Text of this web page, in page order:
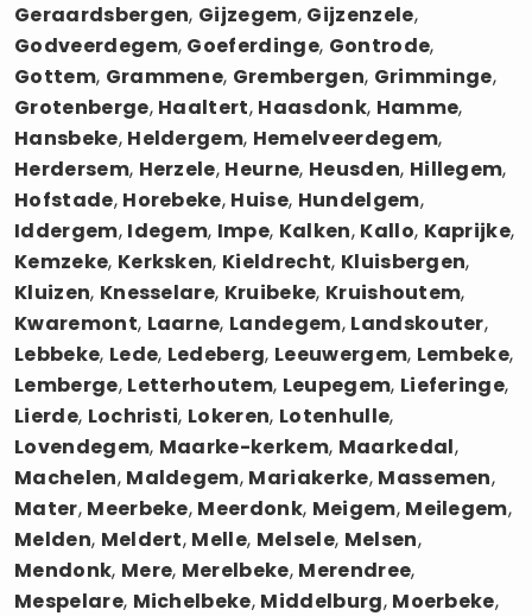
Geraardsbergen, Gijzegem, Gijzenzele,
Godveerdegem, Goeferdinge, Gontrode,
Gottem, Grammene, Grembergen, Grimminge,
Grotenberge, Haaltert, Haasdonk, Hamme,
Hansbeke, Heldergem, Hemelveerdegem,
Herdersem, Herzele, Heurne, Heusden, Hillegem,
Hofstade, Horebeke, Huise, Hundelgem,
Iddergem, Idegem, Impe, Kalken, Kallo, Kaprijke,
Kemzeke, Kerksken, Kieldrecht, Kluisbergen,
Kluizen, Knesselare, Kruibeke, Kruishoutem,
Kwaremont, Laarne, Landegem, Landskouter,
Lebbeke, Lede, Ledeberg, Leeuwergem, Lembeke,
Lemberge, Letterhoutem, Leupegem, Lieferinge,
Lierde, Lochristi, Lokeren, Lotenhulle,
Lovendegem, Maarke-kerkem, Maarkedal,
Machelen, Maldegem, Mariakerke, Massemen,
Mater, Meerbeke, Meerdonk, Meigem, Meilegem,
Melden, Meldert, Melle, Melsele, Melsen,
Mendonk, Mere, Merelbeke, Merendree,
Mespelare, Michelbeke, Middelburg, Moerbeke,